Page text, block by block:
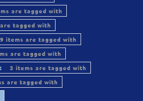
are tagged with
tagged with
9 items are tagged with
are tagged with
3 items are tagged with
are tagged with